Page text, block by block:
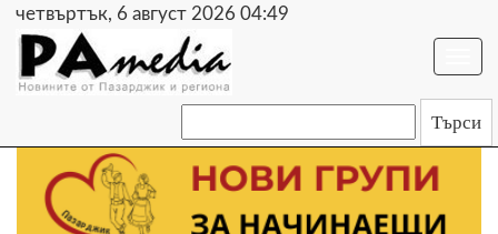
четвъртък, 6 август 2026 04:49